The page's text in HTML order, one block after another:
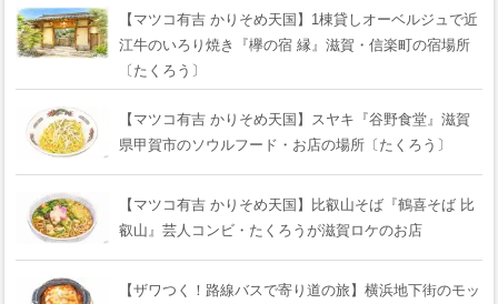
【マツコ有吉 かりそめ天国】1棟貸しオーベルジュで近
江牛のいろり焼き『欅の宿 縁』滋賀・信楽町の宿場所
〔たくろう〕
【マツコ有吉 かりそめ天国】スヤキ『谷野食堂』滋賀
県甲賀市のソウルフード・お店の場所〔たくろう〕
【マツコ有吉 かりそめ天国】比叡山そば『鶴喜そば 比
叡山』芸人コンビ・たくろうが滋賀ロケのお店
【ザワつく！路線バスで寄り道の旅】横浜地下街のモッ